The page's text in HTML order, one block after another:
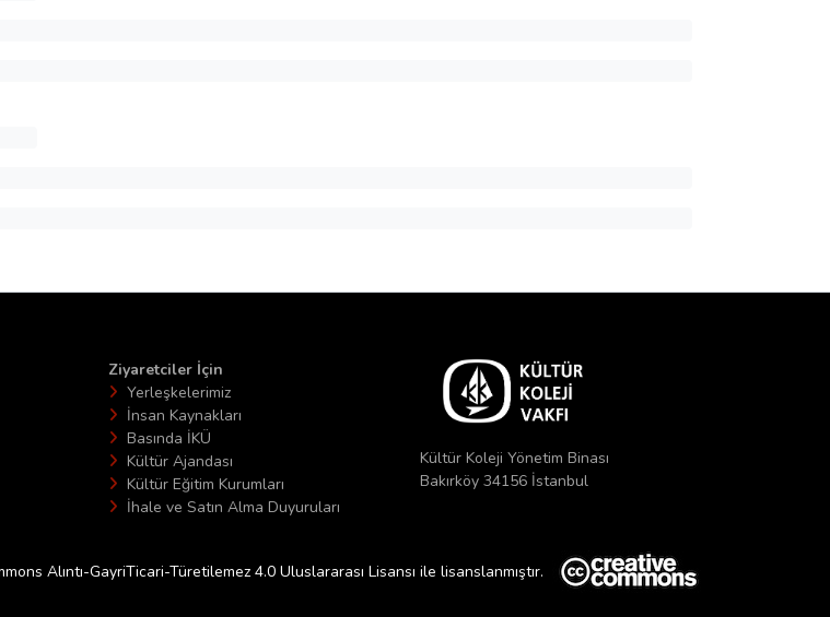
Ziyaretciler İçin
Yerleşkelerimiz
İnsan Kaynakları
Basında İKÜ
Kültür Ajandası
Kültür Eğitim Kurumları
İhale ve Satın Alma Duyuruları
Kültür Koleji Yönetim Binası
Bakırköy 34156 İstanbul
Alıntı-GayriTicari-Türetilemez 4.0 Uluslararası Lisansı ile lisanslanmıştır.